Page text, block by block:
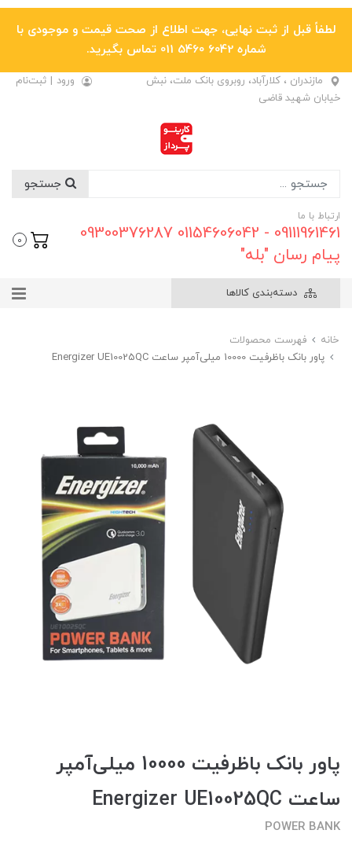
لطفاً قبل از ثبت نهایی، جهت اطلاع از صحت قیمت و موجودی با
شماره 6042 5460 011 تماس بگیرید.
مازندران ، کلارآباد، روبروی بانک ملت، نبش
خیابان شهید قاضی
ورود | ثبت‌نام
ارتباط با ما
09111961461 - 01154606042 09300376287
پیام رسان "بله"
0
دسته‌بندی کالاها
خانه
فهرست محصولات
پاور بانک باظرفیت 10000 میلی‌آمپر ساعت Energizer UE10025QC
پاور بانک باظرفیت 10000 میلی‌آمپر
ساعت Energizer UE10025QC
POWER BANK